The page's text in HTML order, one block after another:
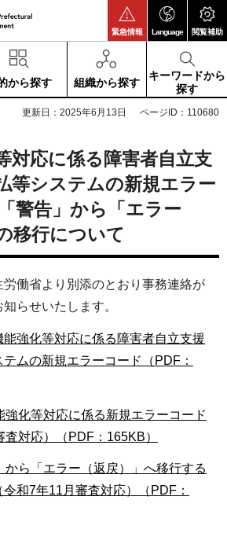
緊急情報 Language 閲覧補助
から探す 組織から探す
キーワードから
探す
更新日：2025年6月13日 ページID：110680
対応に係る障害者自立支
等システムの新規エラー
警告」から「エラー
移行について
働省より別添のとおり事務連絡が
らせいたします。
能強化等対応に係る障害者自立支援
ムの新規エラーコード（PDF：
強化等対応に係る新規エラーコード
対応）（PDF：165KB）
から「エラー（返戻）」へ移行する
和7年11月審査対応）（PDF：